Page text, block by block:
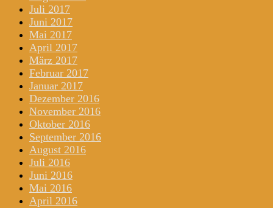
Juli 2017
Juni 2017
Mai 2017
April 2017
März 2017
Februar 2017
Januar 2017
Dezember 2016
November 2016
Oktober 2016
September 2016
August 2016
Juli 2016
Juni 2016
Mai 2016
April 2016